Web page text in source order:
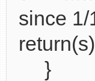
since 1/
}